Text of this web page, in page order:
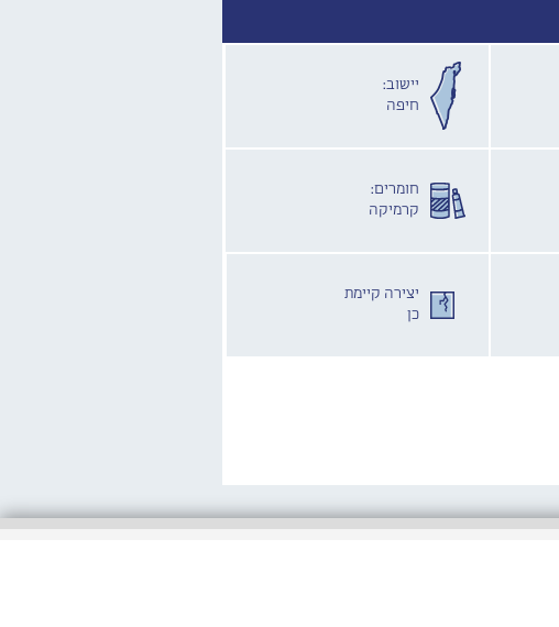
יישוב:
חיפה
חומרים:
קרמיקה
יצירה קיימת
כן